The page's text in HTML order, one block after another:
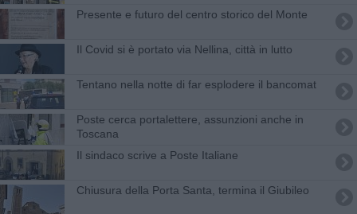
Presente e futuro del centro storico del Monte
Il Covid si è portato via Nellina, città in lutto
Tentano nella notte di far esplodere il bancomat
Poste cerca portalettere, assunzioni anche in
Toscana
Il sindaco scrive a Poste Italiane
Chiusura della Porta Santa, termina il Giubileo